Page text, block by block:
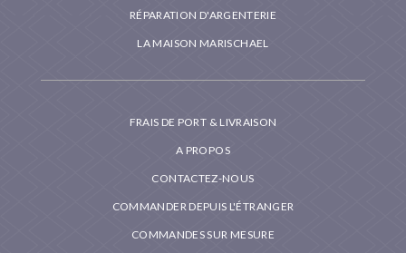
RÉPARATION D'ARGENTERIE
LA MAISON MARISCHAEL
FRAIS DE PORT & LIVRAISON
A PROPOS
CONTACTEZ-NOUS
COMMANDER DEPUIS L'ÉTRANGER
COMMANDES SUR MESURE